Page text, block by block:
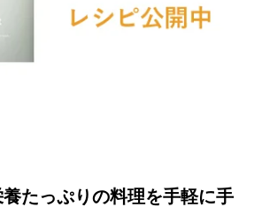
たっぷりの料理を手軽に手